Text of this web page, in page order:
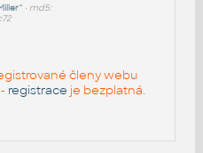
• md5:
členy webu
registrace je bezplatná.